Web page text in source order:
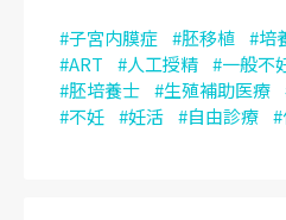
#子宮内膜症 #胚移植 #培
#ART
#人工授精 #一般不
#胚培養士 #生殖補助医療
#不妊 #妊活 #自由診療